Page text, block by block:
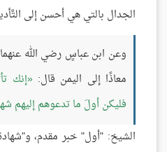
الجدال بالتي هي أحسن إلى
وعن ابن عباسٍ رضي الله
معاذًا إلى اليمن قال: إنك
فليكن أولَ ما تدعوهم إليهم
الشيخ: "أول" خبر مقدم،